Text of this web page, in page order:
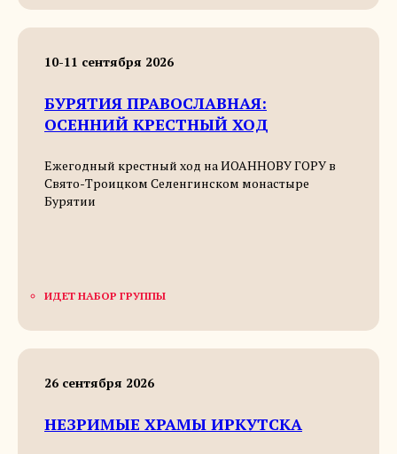
10-11 сентября 2026
БУРЯТИЯ ПРАВОСЛАВНАЯ:
ОСЕННИЙ КРЕСТНЫЙ ХОД
Ежегодный крестный ход на ИОАННОВУ ГОРУ в
Свято-Троицком Селенгинском монастыре
Бурятии
ИДЕТ НАБОР ГРУППЫ
26 сентября 2026
НЕЗРИМЫЕ ХРАМЫ ИРКУТСКА